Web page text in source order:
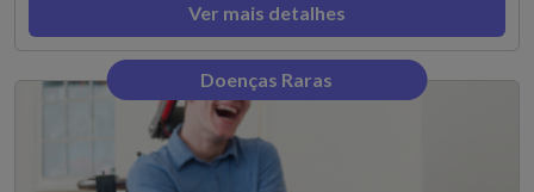
Ver mais detalhes
Doenças Raras